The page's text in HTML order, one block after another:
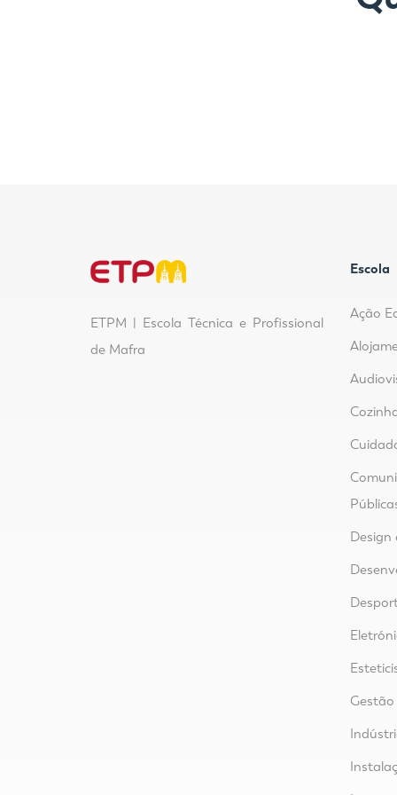
ETPM | Escola Técnica e Profissional
de Mafra
Escola
Ação
Design